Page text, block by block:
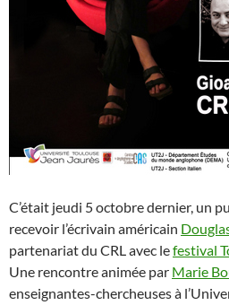
C’était jeudi 5 octobre dernier, un
recevoir l’écrivain américain
partenariat du CRL avec lefestival
Une rencontre animée par Marie
enseignantes-chercheuses à